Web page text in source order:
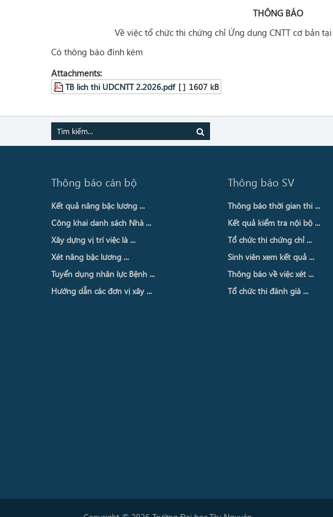
THÔNG BÁO
Về việc tổ chức thi chứng chỉ Ứng dụng CNTT cơ bản
Có thông báo đính kèm
Attachments:
TB lich thi UDCNTT 2.2026.pdf [ ] 1607 kB
Thông báo cán bộ
Kết quả nâng bậc lương ...
Công khai danh sách Nhà ...
Xây dựng vị trí việc là ...
Xét nâng bậc lương ...
Tuyển dụng nhân lực Bệnh ...
Hướng dẫn các đơn vị xây ...
Thông báo SV
Thông báo thời gian thi ...
Kết quả kiểm tra nội bộ ...
Tổ chức thi chứng chỉ ...
Sinh viên xem kết quả ...
Thông báo về việc xét ...
Tổ chức thi đánh giá ...